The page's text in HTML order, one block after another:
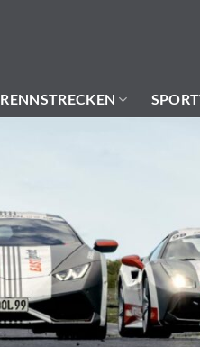
RENNSTRECKEN